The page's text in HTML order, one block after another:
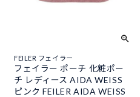
FEILER フェイラー
フェイラー ポーチ 化粧ポー
チ レディース AIDA WEISS
ピンク FEILER AIDA WEISS